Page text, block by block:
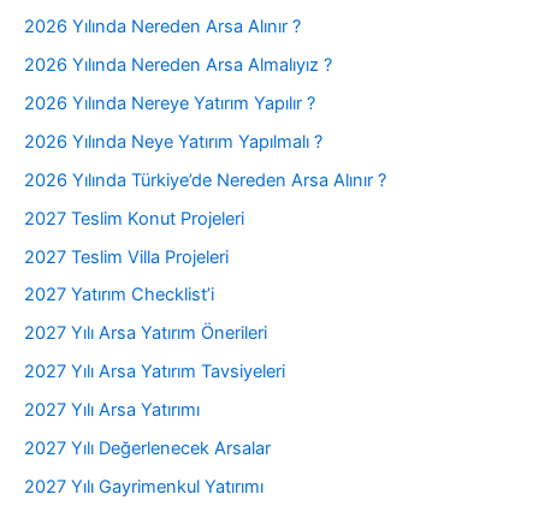
2026 Yılında Nereden Arsa Alınır ?
2026 Yılında Nereden Arsa Almalıyız ?
2026 Yılında Nereye Yatırım Yapılır ?
2026 Yılında Neye Yatırım Yapılmalı ?
2026 Yılında Türkiye’de Nereden Arsa Alınır ?
2027 Teslim Konut Projeleri
2027 Teslim Villa Projeleri
2027 Yatırım Checklist’i
2027 Yılı Arsa Yatırım Önerileri
2027 Yılı Arsa Yatırım Tavsiyeleri
2027 Yılı Arsa Yatırımı
2027 Yılı Değerlenecek Arsalar
2027 Yılı Gayrimenkul Yatırımı